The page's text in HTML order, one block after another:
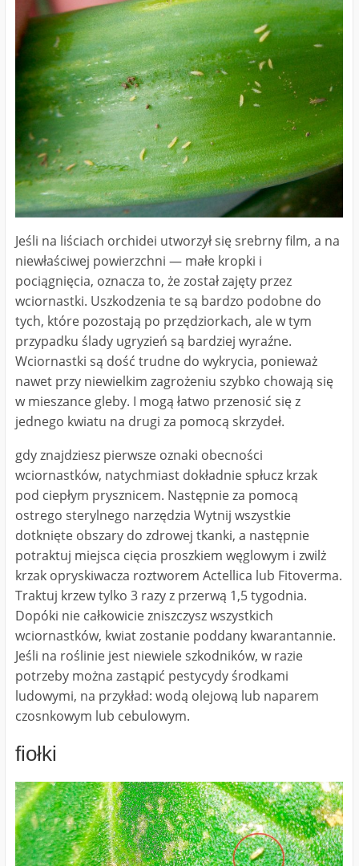
Jeśli na liściach orchidei utworzył się srebrny film, a na
niewłaściwej powierzchni ― małe kropki i
pociągnięcia, oznacza to, że został zajęty przez
wciornastki. Uszkodzenia te są bardzo podobne do
tych, które pozostają po przędziorkach, ale w tym
przypadku ślady ugryzień są bardziej wyraźne.
Wciornastki są dość trudne do wykrycia, ponieważ
nawet przy niewielkim zagrożeniu szybko chowają się
w mieszance gleby. I mogą łatwo przenosić się z
jednego kwiatu na drugi za pomocą skrzydeł.
gdy znajdziesz pierwsze oznaki obecności
wciornastków, natychmiast dokładnie spłucz krzak
pod ciepłym prysznicem. Następnie za pomocą
ostrego sterylnego narzędzia Wytnij wszystkie
dotknięte obszary do zdrowej tkanki, a następnie
potraktuj miejsca cięcia proszkiem węglowym i zwilż
krzak opryskiwacza roztworem Actellica lub Fitoverma.
Traktuj krzew tylko 3 razy z przerwą 1,5 tygodnia.
Dopóki nie całkowicie zniszczysz wszystkich
wciornastków, kwiat zostanie poddany kwarantannie.
Jeśli na roślinie jest niewiele szkodników, w razie
potrzeby można zastąpić pestycydy środkami
ludowymi, na przykład: wodą olejową lub naparem
czosnkowym lub cebulowym.
fiołki